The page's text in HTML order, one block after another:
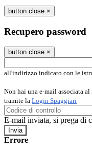
button close ×
Recupero password
button close ×
all'indirizzo indicato con le
Non hai una e-mail associata
tramite la Login Spaggiari
E-mail inviata, si prega di
Errore